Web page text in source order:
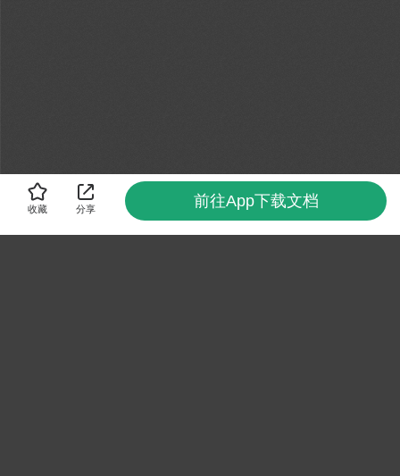
收藏 分享 前往App下载文档